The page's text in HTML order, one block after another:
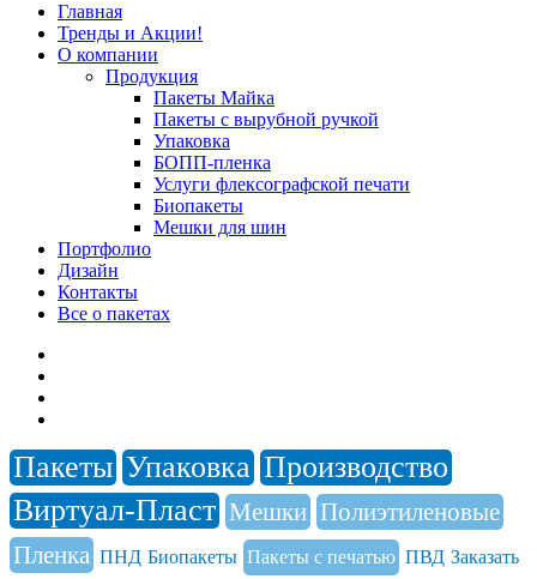
Главная
Тренды и Акции!
О компании
Продукция
Пакеты Майка
Пакеты с вырубной ручкой
Упаковка
БОПП-пленка
Услуги флексографской печати
Биопакеты
Мешки для шин
Портфолио
Дизайн
Контакты
Все о пакетах
Пакеты Упаковка Производство
Виртуал-Пласт Мешки Полиэтиленовые
Пленка ПНД Биопакеты Пакеты с печатью ПВД Заказать